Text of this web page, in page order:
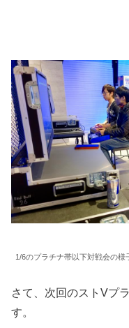
1/6のプラチナ帯以下対戦会の様
さて、次回のストVプ
す。